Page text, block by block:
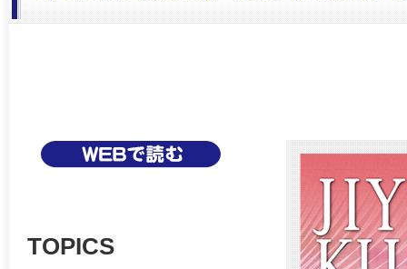
TOPICS